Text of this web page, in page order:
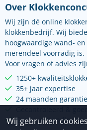
Over
Wij zijn dé online
klokkenbedrijf. Wij
hoogwaardige wand-
merendeel voorradig is.
Voor vragen of advies
1250+
35+ jaar expertise
24 maanden garantie
Gratis verzending
Wij gebruiken